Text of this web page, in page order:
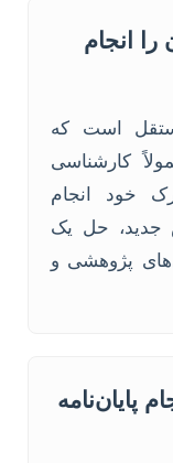
را انجام
است که
کارشناسی
خود انجام
جدید، حل یک
پژوهشی و
پایان‌نامه